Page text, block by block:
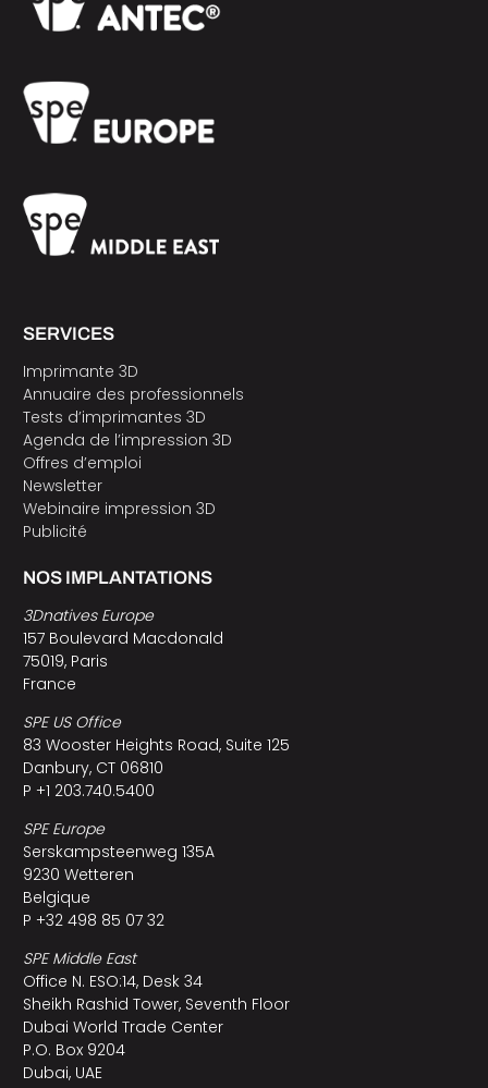
SERVICES
Imprimante 3D
Annuaire des professionnels
Tests d’imprimantes 3D
Agenda de l’impression 3D
Offres d’emploi
Newsletter
Webinaire impression 3D
Publicité
NOS IMPLANTATIONS
3Dnatives Europe
157 Boulevard Macdonald
75019, Paris
France
SPE US Office
83 Wooster Heights Road, Suite 125
Danbury, CT 06810
P +1 203.740.5400
SPE Europe
Serskampsteenweg 135A
9230 Wetteren
Belgique
P +32 498 85 07 32
SPE Middle East
Office N. ESO:14, Desk 34
Sheikh Rashid Tower, Seventh Floor
Dubai World Trade Center
P.O. Box 9204
Dubai, UAE